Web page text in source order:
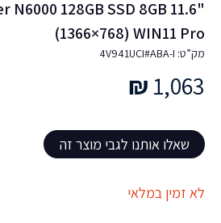
128GB SSD 8GB 11.6"
(1366×768) WIN11 Pro
מק”ט: 4V941UCI#ABA-I
1,063
₪
שאלו אותנו לגבי מוצר זה
לא זמין במלאי